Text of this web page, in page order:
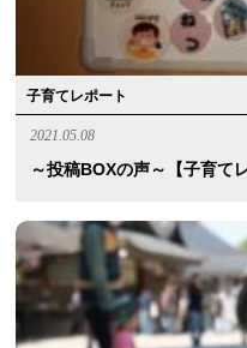
子育てレポート
2021.05.08
～投稿BOXの声～【子育て